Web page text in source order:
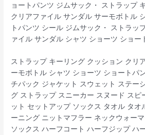
ョートパンツ ジムサック・ ストラップ
クリアファイル サンダル サーモボトル
トパンツ シール ジムサック・ ストラッ
ァイル サンダル シャツ ショーツ ショー
ストラップ キーリング クッション クリ
ーモボトル シャツ ショーツ ショートパ
チパック ジャケット スウェット ステー
グ ストラップ スニーカー スヌード スピ
ット セットアップ ソックス タオル タオ
ーニング ニットマフラー ネックウォー
ソックス ハーフコート ハーフジップ ハ